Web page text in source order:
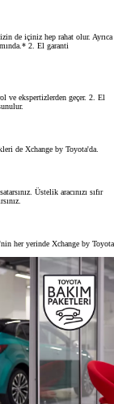
de içiniz hep rahat olur. Ayrıca
2. El garanti
ve ekspertizlerden geçer. 2. El
de Xchange by Toyota'da.
Üstelik aracınızı sıfır
her yerinde Xchange by Toyota